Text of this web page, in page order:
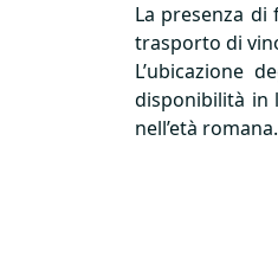
La presenza
trasporto di
L’ubicazione
disponibilità in
nell’età romana.